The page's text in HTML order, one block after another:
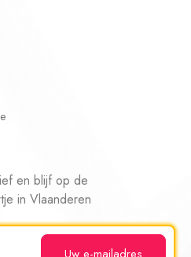
en blijf op de
in Vlaanderen